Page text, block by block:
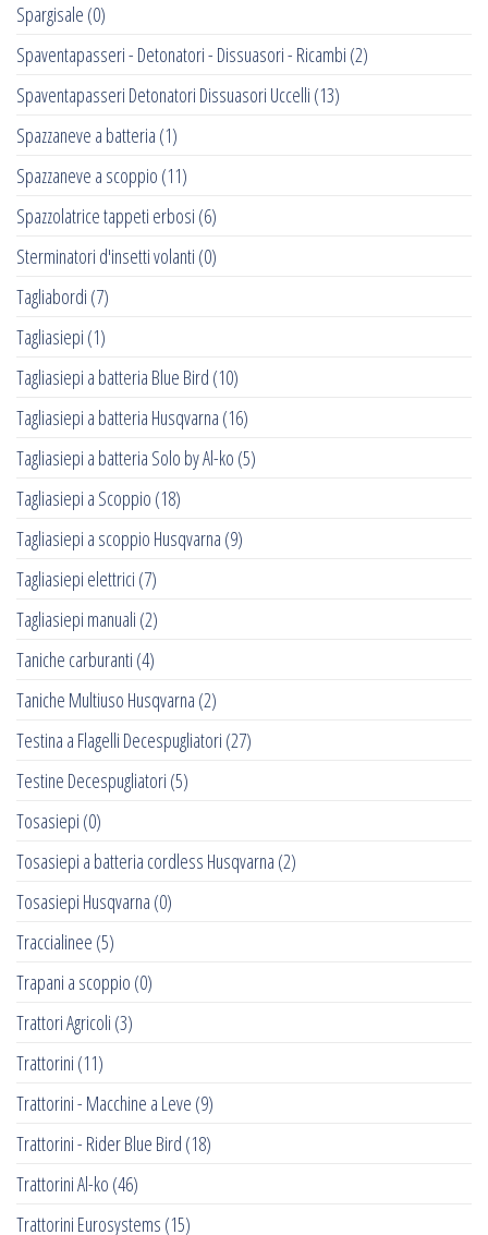
Spargisale (0)
Spaventapasseri - Detonatori - Dissuasori - Ricambi (2)
Spaventapasseri Detonatori Dissuasori Uccelli (13)
Spazzaneve a batteria (1)
Spazzaneve a scoppio (11)
Spazzolatrice tappeti erbosi (6)
Sterminatori d'insetti volanti (0)
Tagliabordi (7)
Tagliasiepi (1)
Tagliasiepi a batteria Blue Bird (10)
Tagliasiepi a batteria Husqvarna (16)
Tagliasiepi a batteria Solo by Al-ko (5)
Tagliasiepi a Scoppio (18)
Tagliasiepi a scoppio Husqvarna (9)
Tagliasiepi elettrici (7)
Tagliasiepi manuali (2)
Taniche carburanti (4)
Taniche Multiuso Husqvarna (2)
Testina a Flagelli Decespugliatori (27)
Testine Decespugliatori (5)
Tosasiepi (0)
Tosasiepi a batteria cordless Husqvarna (2)
Tosasiepi Husqvarna (0)
Traccialinee (5)
Trapani a scoppio (0)
Trattori Agricoli (3)
Trattorini (11)
Trattorini - Macchine a Leve (9)
Trattorini - Rider Blue Bird (18)
Trattorini Al-ko (46)
Trattorini Eurosystems (15)